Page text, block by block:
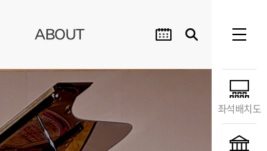
ABOUT
좌석배치도